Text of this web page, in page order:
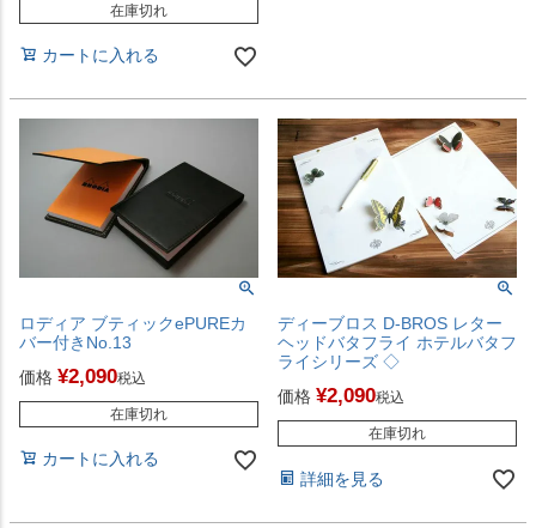
在庫切れ
カートに入れる
ロディア ブティックePUREカ
バー付きNo.13
価格 ¥2,090税込
在庫切れ
カートに入れる
ディーブロス D-BROS レター
ヘッドバタフライ ホテルバタフ
ライシリーズ ◇
価格 ¥2,090税込
在庫切れ
詳細を見る